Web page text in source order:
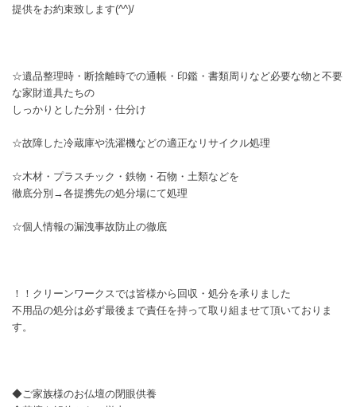
提供をお約束致します(^^)/
☆遺品整理時・断捨離時での通帳・印鑑・書類周りなど必要な物と不要
な家財道具たちの
しっかりとした分別・仕分け
☆故障した冷蔵庫や洗濯機などの適正なリサイクル処理
☆木材・プラスチック・鉄物・石物・土類などを
徹底分別→各提携先の処分場にて処理
☆個人情報の漏洩事故防止の徹底
！！クリーンワークスでは皆様から回収・処分を承りました
不用品の処分は必ず最後まで責任を持って取り組ませて頂いておりま
す。
◆ご家族様のお仏壇の閉眼供養